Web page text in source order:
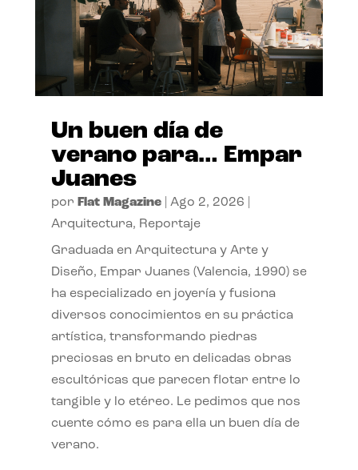
Un buen día de
verano para… Empar
Juanes
por Flat Magazine| Ago 2, 2026
Arquitectura, Reportaje
Graduada en Arquitectura y Arte y
Diseño, Empar Juanes (Valencia, 1990) se
ha especializado en joyería y fusiona
diversos conocimientos en su práctica
artística, transformando piedras
preciosas en bruto en delicadas obras
escultóricas que parecen flotar entre lo
tangible y lo etéreo. Le pedimos que nos
cuente cómo es para ella un buen día de
verano.